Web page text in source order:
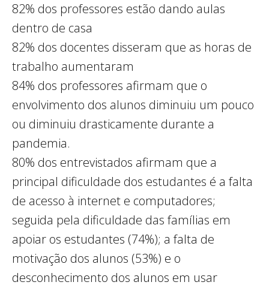
82% dos professores estão dando aulas
dentro de casa
82% dos docentes disseram que as horas de
trabalho aumentaram
84% dos professores afirmam que o
envolvimento dos alunos diminuiu um pouco
ou diminuiu drasticamente durante a
pandemia.
80% dos entrevistados afirmam que a
principal dificuldade dos estudantes é a falta
de acesso à internet e computadores;
seguida pela dificuldade das famílias em
apoiar os estudantes (74%); a falta de
motivação dos alunos (53%) e o
desconhecimento dos alunos em usar